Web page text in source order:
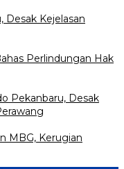
Desak Kejelasan
Perlindungan Hak
Pekanbaru, Desak
MBG, Kerugian